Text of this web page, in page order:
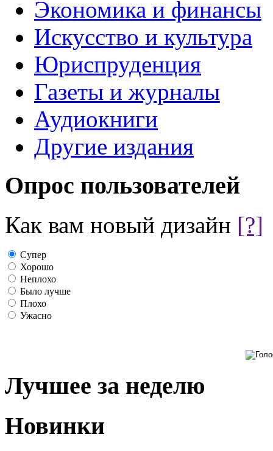
Экономика и финансы
Искусство и культура
Юриспруденция
Газеты и журналы
Аудиокниги
Другие издания
Опрос пользователей
Как вам новый дизайн [?]
Супер
Хорошо
Неплохо
Было лучше
Плохо
Ужасно
Лучшее за неделю
Новинки